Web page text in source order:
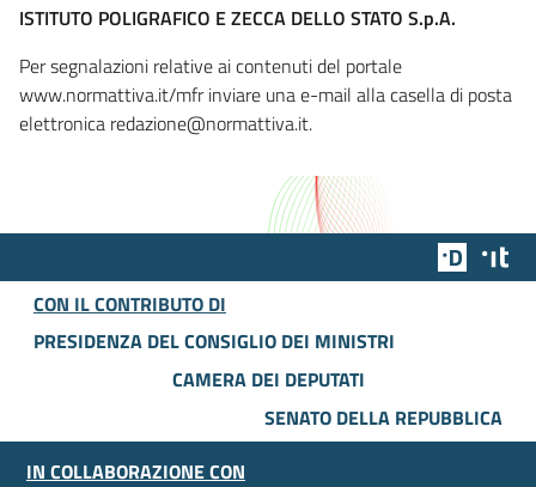
ISTITUTO POLIGRAFICO E ZECCA DELLO STATO S.p.A.
Per segnalazioni relative ai contenuti del portale
www.normattiva.it/mfr inviare una e-mail alla casella di posta
elettronica redazione@normattiva.it.
Team
CON IL CONTRIBUTO DI
PRESIDENZA DEL CONSIGLIO DEI MINISTRI
CAMERA DEI DEPUTATI
SENATO DELLA REPUBBLICA
IN COLLABORAZIONE CON